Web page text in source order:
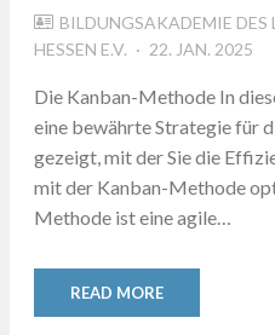
BILDUNGSAKADEMIE DES
HESSEN E.V.
POSTED
22. JAN. 2025
Die Kanban-Methode In
eine bewährte Strategie für
gezeigt, mit der Sie die
mit der Kanban-Methode
Methode ist eine agile…
READ MORE